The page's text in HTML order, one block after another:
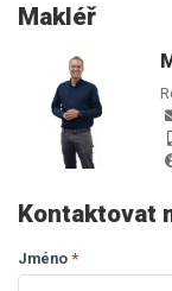
Makléř
Kontaktovat
Dotaz
Jméno *
If you
are